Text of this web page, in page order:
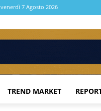
venerdì 7 Agosto 2026
TREND MARKET